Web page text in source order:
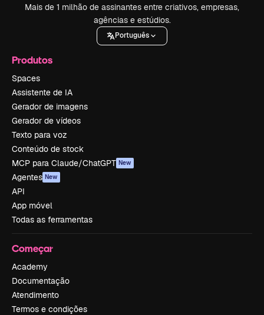
Mais de 1 milhão de assinantes entre criativos, empresas,
agências e estúdios.
Português
Produtos
Spaces
Assistente de IA
Gerador de imagens
Gerador de vídeos
Texto para voz
Conteúdo de stock
MCP para Claude/ChatGPT New
Agentes New
API
App móvel
Todas as ferramentas
Começar
Academy
Documentação
Atendimento
Termos e condições